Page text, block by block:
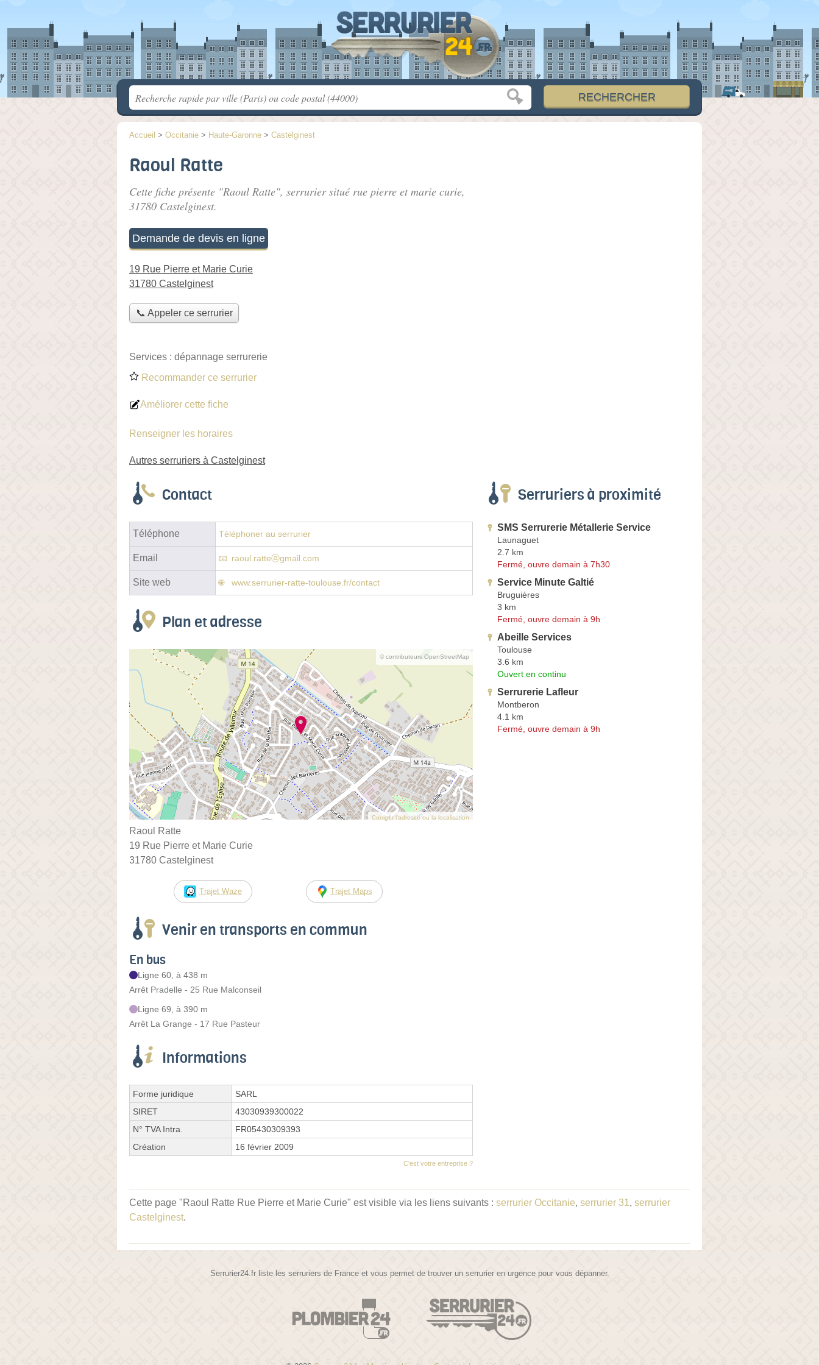
Accueil > Occitanie > Haute-Garonne > Castelginest
Raoul Ratte
Cette fiche présente "Raoul Ratte", serrurier situé rue pierre et marie curie,
31780 Castelginest.
Demande de devis en ligne
19 Rue Pierre et Marie Curie
31780 Castelginest
📞 Appeler ce serrurier
Services : dépannage serrurerie
Recommander ce serrurier
Améliorer cette fiche
Renseigner les horaires
Autres serruriers à Castelginest
Contact
Téléphone Téléphoner au serrurier
Email raoul.ratteⓐgmail.com
Site web www.serrurier-ratte-toulouse.fr/contact
Plan et adresse
© contributeurs OpenStreetMap
Corriger l’adresse ou la localisation
Raoul Ratte
19 Rue Pierre et Marie Curie
31780 Castelginest
Trajet Waze Trajet Maps
Venir en transports en commun
En bus
Ligne 60, à 438 m
Arrêt Pradelle - 25 Rue Malconseil
Ligne 69, à 390 m
Arrêt La Grange - 17 Rue Pasteur
Informations
Forme juridique
SARL
SIRET
43030939300022
N° TVA Intra.
FR05430309393
Création
16 février 2009
C'est votre entreprise ?
Serruriers à proximité
SMS Serrurerie Métallerie Service
Launaguet
2.7 km
Fermé, ouvre demain à 7h30
Service Minute Galtié
Bruguières
3 km
Fermé, ouvre demain à 9h
Abeille Services
Toulouse
3.6 km
Ouvert en continu
Serrurerie Lafleur
Montberon
4.1 km
Fermé, ouvre demain à 9h
Cette page "Raoul Ratte Rue Pierre et Marie Curie" est visible via les liens suivants : serrurier Occitanie, serrurier 31, serrurier
Castelginest.
Serrurier24.fr liste les serruriers de France et vous permet de trouver un serrurier en urgence pour vous dépanner.